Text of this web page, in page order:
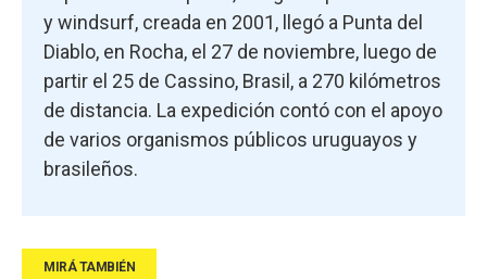
y windsurf, creada en 2001, llegó a Punta del
Diablo, en Rocha, el 27 de noviembre, luego de
partir el 25 de Cassino, Brasil, a 270 kilómetros
de distancia. La expedición contó con el apoyo
de varios organismos públicos uruguayos y
brasileños.